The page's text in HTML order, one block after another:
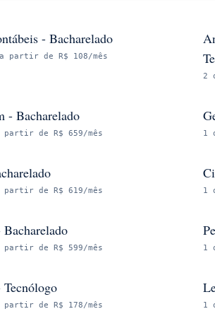
- Bacharelado
partir de R$ 108/mês
2
- Bacharelado
partir de R$ 659/mês 1
partir de R$ 619/mês 1
partir de R$ 599/mês 1
partir de R$ 178/mês 1